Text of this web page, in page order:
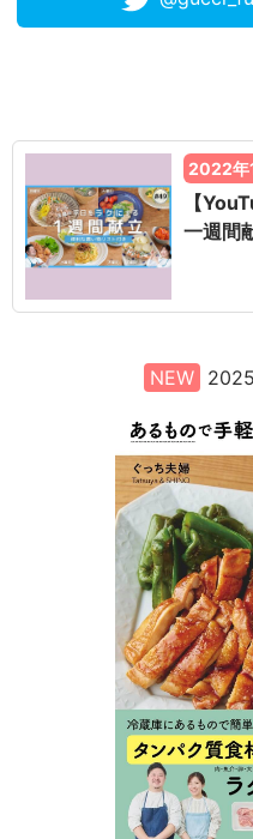
2022年
【
一週間
NEW